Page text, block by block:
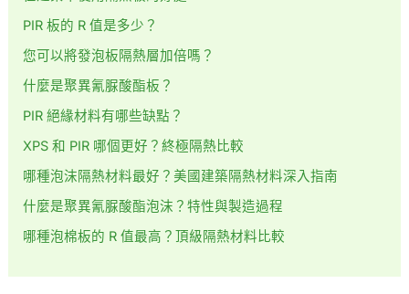
PIR 板的 R 值是多少？
您可以將發泡板隔熱層加倍嗎？
什麼是聚異氰脲酸酯板？
PIR 絕緣材料有哪些缺點？
XPS 和 PIR 哪個更好？終極隔熱比較
哪種泡沫隔熱材料最好？美國建築隔熱材料深入指南
什麼是聚異氰脲酸酯泡沫？特性與製造過程
哪種泡棉板的 R 值最高？頂級隔熱材料比較